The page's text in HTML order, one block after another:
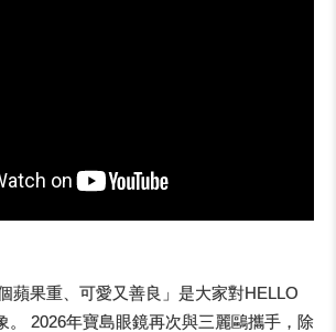
蘋果重、可愛又善良」是大家對HELLO
。 2026年寶島眼鏡再次與三麗鷗攜手，除